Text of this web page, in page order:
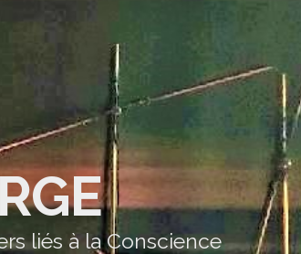
liés à la Conscience